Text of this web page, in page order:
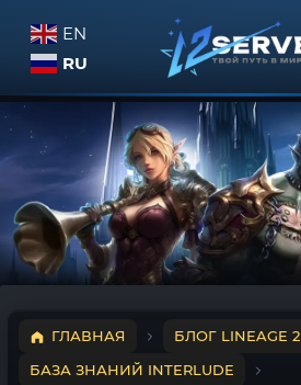
EN
RU
ГЛАВНАЯ
БЛОГ LINEAGE 2
БАЗА ЗНАНИЙ INTERLUDE